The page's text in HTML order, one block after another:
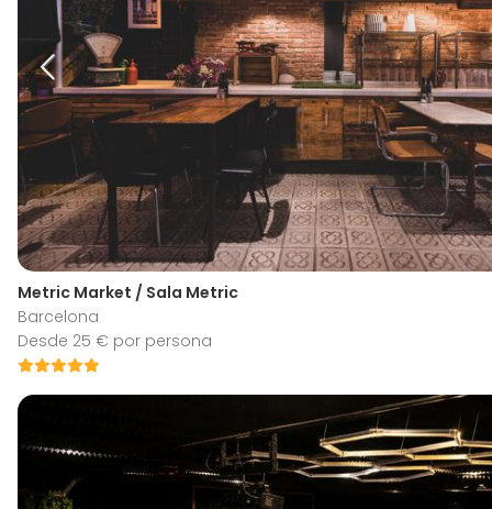
Metric Market / Sala Metric
Barcelona
Desde 25 € por persona